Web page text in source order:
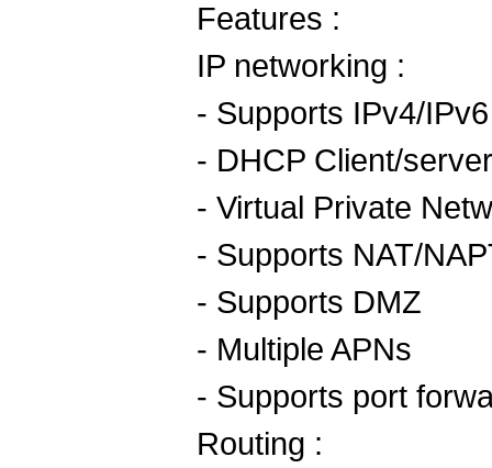
Features :
IP networking :
- Supports IPv4/
- DHCP Client/server
- Virtual Private
- Supports NAT/
- Supports DMZ
- Multiple APNs
- Supports port
Routing :